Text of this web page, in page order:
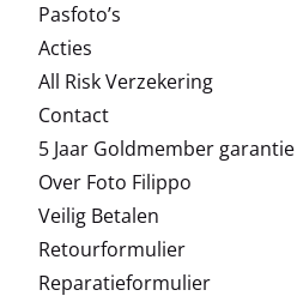
Pasfoto’s
Acties
All Risk Verzekering
Contact
5 Jaar Goldmember garantie
Over Foto Filippo
Veilig Betalen
Retourformulier
Reparatieformulier